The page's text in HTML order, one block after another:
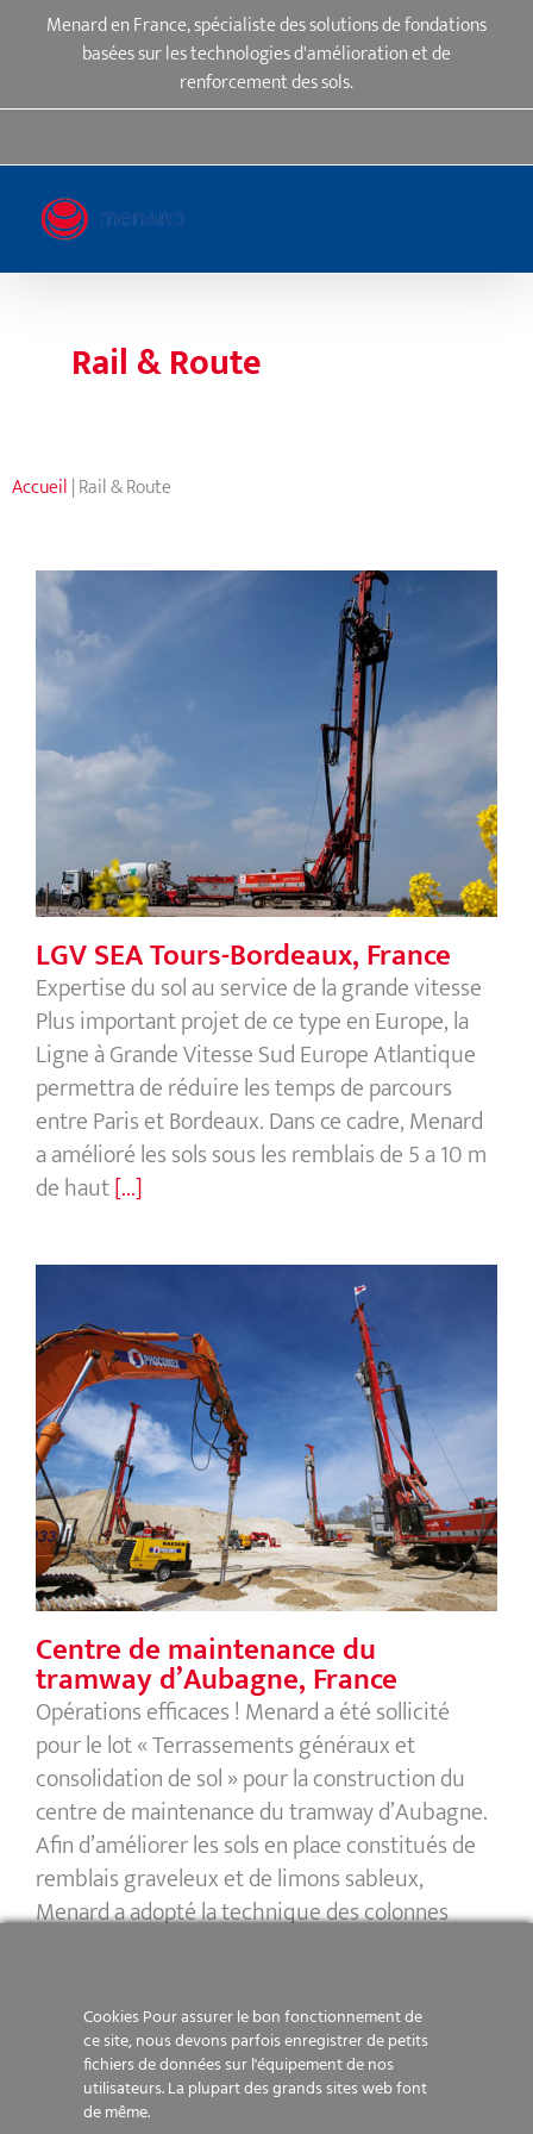
PasserMenard en France, spécialiste des solutions de fondations
basées sur les technologies d'amélioration et de
renforcement des sols.
Rail & Route
Accueil|Rail & Route
LGV SEA Tours-Bordeaux, France
LGV SEA Tours-Bordeaux, France
Expertise du sol au service de la grande vitesse
Plus important projet de ce type en Europe, la
Ligne à Grande Vitesse Sud Europe Atlantique
permettra de réduire les temps de parcours
entre Paris et Bordeaux. Dans ce cadre, Menard
a amélioré les sols sous les remblais de 5 a 10 m
de haut[...]
Centre de maintenance du tramway
d’Aubagne, France
Centre de maintenance du
tramway d’Aubagne, France
Opérations efficaces ! Menard a été sollicité
pour le lot « Terrassements généraux et
consolidation de sol » pour la construction du
centre de maintenance du tramway d’Aubagne.
Afin d’améliorer les sols en place constitués de
remblais graveleux et de limons sableux,
Menard a adopté la technique des colonnes
Cookies Pour assurer le bon fonctionnement de
ce site, nous devons parfois enregistrer de petits
fichiers de données sur l'équipement de nos
utilisateurs. La plupart des grands sites web font
de même.